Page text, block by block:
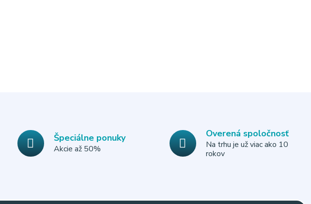
Špeciálne ponuky
Akcie až 50%
Overená spoločnosť
Na trhu je už viac ako 10
rokov